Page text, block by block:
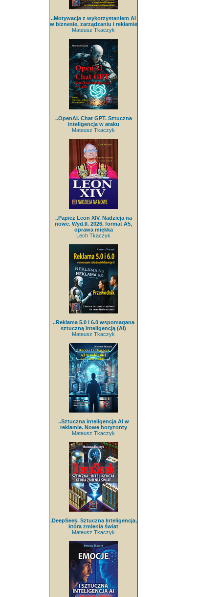
..Motywacja z wykorzystaniem AI
w biznesie, zarządzaniu i reklamie
Mateusz Tkaczyk
..OpenAI. Chat GPT. Sztuczna
inteligencja w ataku
Mateusz Tkaczyk
..Papież Leon XIV. Nadzieja na
nowe. Wyd.II. 2026, format A5,
oprawa miękka
Lech Tkaczyk
..Reklama 5.0 i 6.0 wspomagana
sztuczną inteligencją (AI)
Mateusz Tkaczyk
..Sztuczna inteligencja AI w
reklamie. Nowe horyzonty
Mateusz Tkaczyk
.DeepSeek. Sztuczna Inteligencja,
która zmienia świat
Mateusz Tkaczyk